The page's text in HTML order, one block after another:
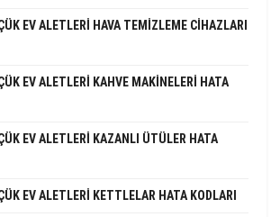
EV ALETLERI HAVA TEMIZLEME CIHAZLARI
EV ALETLERI KAHVE MAKINELERI HATA
EV ALETLERI KAZANLI ÜTÜLER HATA
EV ALETLERI KETTLELAR HATA KODLARI